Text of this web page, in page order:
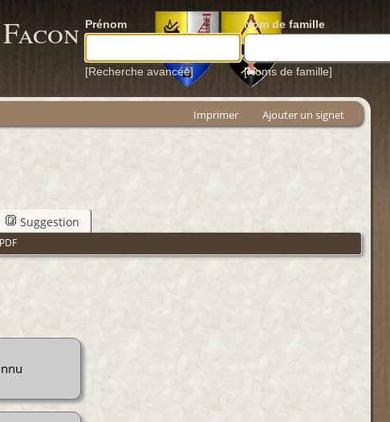
Prénom Nom de famille
[Recherche avancée] [Noms de famille]
Imprimer Ajouter un signet
Suggestion
PDF